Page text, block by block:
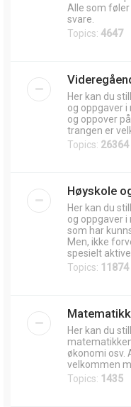
Alle som
svare.
Topics: 4647
Her kan du
og oppgaver
og oppover
trangen er
Topics: 26364
Høyskole
Her kan du
og oppgaver
som har
Men, ikke
spesielt aktive
Topics: 11874
Her kan du
økonomi osv.
velkommen
Topics: 1435